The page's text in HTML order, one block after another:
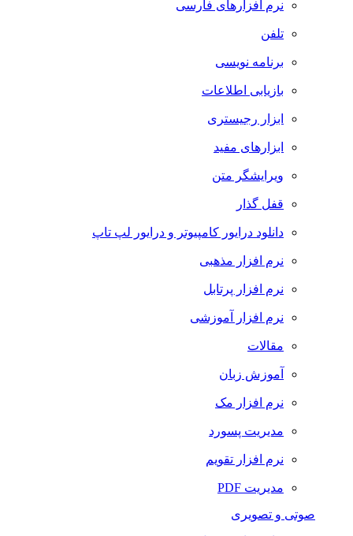
نرم افزارهای فارسی
تلفن
برنامه نویسی
بازیابی اطلاعات
ابزار رجیستری
ابزارهای مفید
ویرایشگر متن
قفل گذار
دانلود درایور کامپیوتر و درایور لپ تاپ
نرم افزار مذهبی
نرم افزار پرتابل
نرم افزار آموزشی
مقالات
آموزش زبان
نرم افزار مک
مدیریت پسورد
نرم افزار تقویم
مدیریت PDF
صوتی و تصویری